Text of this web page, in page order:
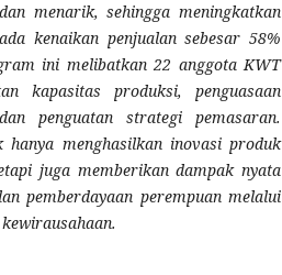
menarik, sehingga meningkatkan
kenaikan penjualan sebesar 58%
ini melibatkan 22 anggota KWT
kapasitas produksi, penguasaan
penguatan strategi pemasaran.
menghasilkan inovasi produk
juga memberikan dampak nyata
pemberdayaan perempuan melalui